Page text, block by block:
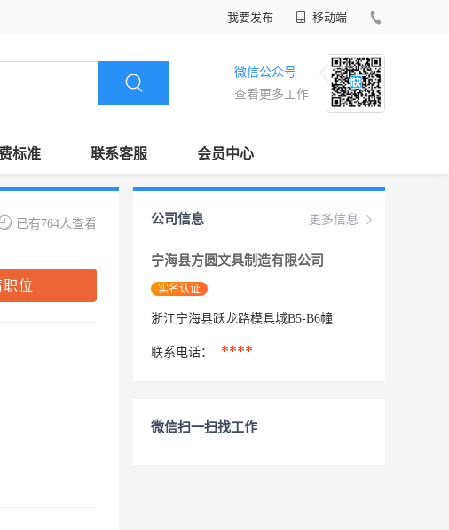
我要发布 移动端
微信公众号
查看更多工作
标准 联系客服 会员中心
已有764人查看
职位
更多信息
公司信息
宁海县方圆文具制造有限公司
实名认证
浙江宁海县跃龙路模具城B5-B6幢
联系电话： ****
微信扫一扫找工作